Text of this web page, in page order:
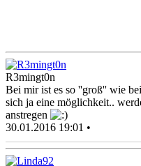
R3mingt0n
Bei mir ist es so ''groß'' wie
sich ja eine möglichkeit..
anstregen
30.01.2016 19:01 •